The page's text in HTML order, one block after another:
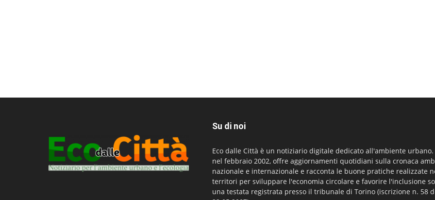
Su di noi
Eco dalle Città è un notiziario digitale dedicato all'ambiente
nel febbraio 2002, offre aggiornamenti quotidiani sulla cronaca
nazionale e internazionale e racconta le buone pratiche realizzate
territori per sviluppare l'economia circolare e favorire l'inclusione
una testata registrata presso il tribunale di Torino (iscrizione n. 58